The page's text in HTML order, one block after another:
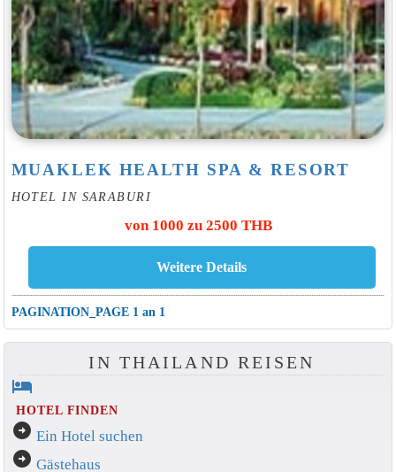
MUAKLEK HEALTH SPA & RESORT
HOTEL IN SARABURI
von 1000 zu 2500 THB
PAGINATION_PAGE 1 an 1
IN THAILAND REISEN
hotel
HOTEL FINDEN
arrow_circle_right Ein Hotel suchen
arrow_circle_right Gästehaus